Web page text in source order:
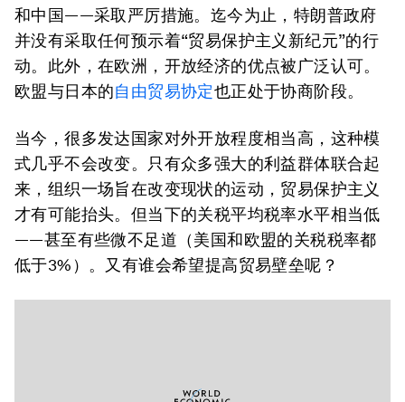
和中国——采取严厉措施。迄今为止，特朗普政府
并没有采取任何预示着“贸易保护主义新纪元”的行
动。此外，在欧洲，开放经济的优点被广泛认可。
欧盟与日本的自由贸易协定也正处于协商阶段。
当今，很多发达国家对外开放程度相当高，这种模
式几乎不会改变。只有众多强大的利益群体联合起
来，组织一场旨在改变现状的运动，贸易保护主义
才有可能抬头。但当下的关税平均税率水平相当低
——甚至有些微不足道（美国和欧盟的关税税率都
低于3%）。又有谁会希望提高贸易壁垒呢？